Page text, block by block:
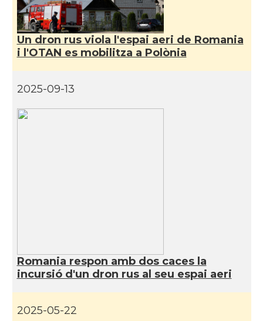
Un dron rus viola l'espai aeri de Romania
i l'OTAN es mobilitza a Polònia
2025-09-13
Romania respon amb dos caces la
incursió d'un dron rus al seu espai aeri
2025-05-22